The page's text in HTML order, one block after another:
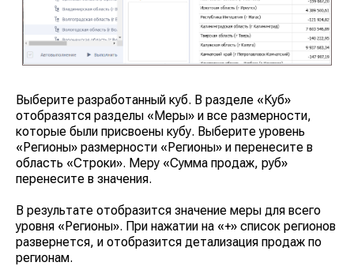
Выберите разработанный куб. В разделе «Куб»
отобразятся разделы «Меры» и все размерности,
которые были присвоены кубу. Выберите уровень
«Регионы» размерности «Регионы» и перенесите в
область «Строки». Меру «Сумма продаж, руб»
перенесите в значения.
В результате отобразится значение меры для всего
уровня «Регионы». При нажатии на «+» список регионов
развернется, и отобразится детализация продаж по
регионам.